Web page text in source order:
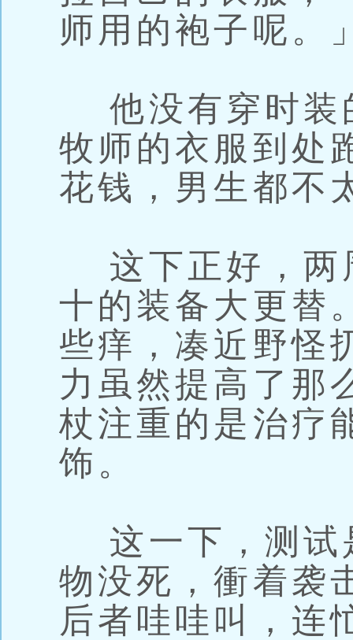
师用的袍子呢。
他没有穿时装
牧师的衣服到处
花钱，男生都不
这下正好，两
十的装备大更替
些痒，凑近野怪
力虽然提高了那
杖注重的是治疗
饰。
这一下，测试
物没死，衝着袭
后者哇哇叫，连